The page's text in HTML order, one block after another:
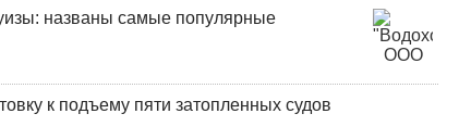
названы самые популярные
к подъему пяти затопленных судов